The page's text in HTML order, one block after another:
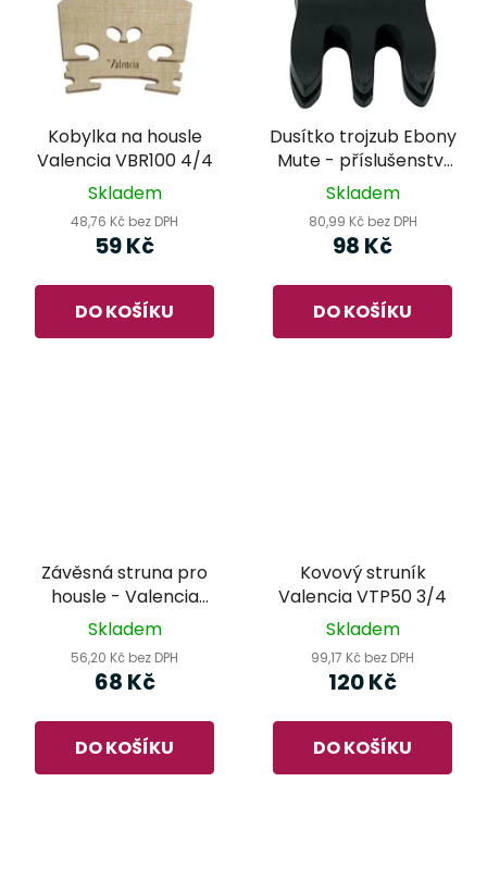
Kobylka na housle
Valencia VBR100 4/4
Skladem
48,76 Kč bez DPH
59 Kč
DO KOŠÍKU
Dusítko trojzub Ebony
Mute - příslušenství
pro housle
Skladem
80,99 Kč bez DPH
98 Kč
DO KOŠÍKU
Závěsná struna pro
housle - Valencia
VTH100-4/4
Skladem
56,20 Kč bez DPH
68 Kč
DO KOŠÍKU
Kovový struník
Valencia VTP50 3/4
Skladem
99,17 Kč bez DPH
120 Kč
DO KOŠÍKU